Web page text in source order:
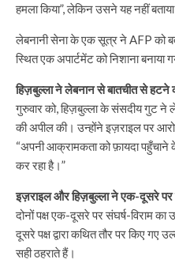
हमला किया”, लेकिन उसने यह नहीं
लेबनानी सेना के एक सूत्र ने AFP को
स्थित एक अपार्टमेंट को निशाना बनाया
हिज़बुल्ला ने लेबनान से बातचीत से हटने
गुरुवार को, हिज़बुल्ला के संसदीय गुट ने
की अपील की। ​​उन्होंने इज़राइल पर
“अपनी आक्रामकता को फ़ायदा पहुँचाने
कर रहा है।”
इज़राइल और हिज़बुल्ला ने एक-दूसरे पर
दोनों पक्ष एक-दूसरे पर संघर्ष-विराम
दूसरे पक्ष द्वारा कथित तौर पर किए गए
सही ठहराते हैं।